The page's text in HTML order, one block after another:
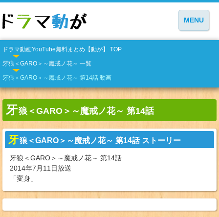
MENU
ドラマ動画YouTube無料まとめ【動が】 TOP
牙狼＜GARO＞～魔戒ノ花～ 一覧
牙狼＜GARO＞～魔戒ノ花～ 第14話 動画
牙狼＜GARO＞～魔戒ノ花～ 第14話
牙狼＜GARO＞～魔戒ノ花～ 第14話 ストーリー
牙狼＜GARO＞～魔戒ノ花～ 第14話
2014年7月11日放送
「変身」